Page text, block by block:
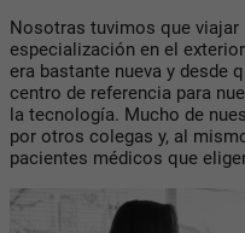
Nosotras tuvimos que viajar
especialización en el
era bastante nueva y desde
centro de referencia para
la tecnología. Mucho de
por otros colegas y, al
pacientes médicos que